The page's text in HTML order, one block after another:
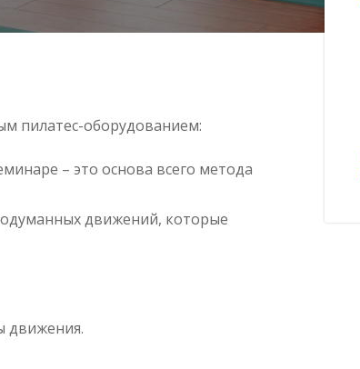
пилатес-оборудованием:
– это основа всего метода
движений, которые
движения.